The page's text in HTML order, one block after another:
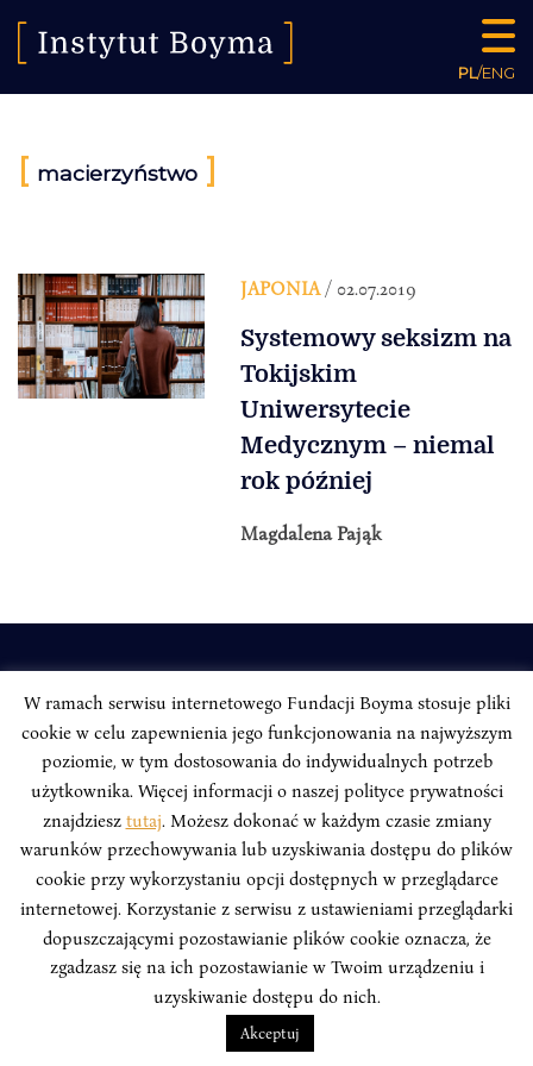
PL/ENG
[ macierzyństwo ]
JAPONIA/ 02.07.2019
Systemowy seksizm na
Tokijskim
Uniwersytecie
Medycznym – niemal
rok później
Magdalena Pająk
INSTYTUT BOYMA / Asian Century
Adres korespondencyjny: ul. Freta 11/5, 00-027 Warszawa
Odwiedź nas w mediach społecznościowych:
INSTYTUT BOYMA. WSZELKIE PRAWA ZASTRZEŻONE.
Polityka
Prywatności Serwisu
Polityka Prywatności Fundacji
design Beata Świerczyńska, developmentAlan Głodek
W ramach serwisu internetowego Fundacji Boyma stosuje pliki
cookie w celu zapewnienia jego funkcjonowania na najwyższym
poziomie, w tym dostosowania do indywidualnych potrzeb
użytkownika. Więcej informacji o naszej polityce prywatności
znajdziesz tutaj. Możesz dokonać w każdym czasie zmiany
warunków przechowywania lub uzyskiwania dostępu do plików
cookie przy wykorzystaniu opcji dostępnych w przeglądarce
internetowej. Korzystanie z serwisu z ustawieniami przeglądarki
dopuszczającymi pozostawianie plików cookie oznacza, że
zgadzasz się na ich pozostawianie w Twoim urządzeniu i
uzyskiwanie dostępu do nich.
Akceptuj